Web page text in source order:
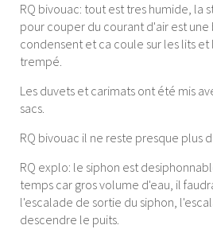
RQ bivouac: tout est tres humide, la
pour couper du courant d'air est
condensent et ca coule sur les lits
trempé.
Les duvets et carimats ont été mis
sacs.
RQ bivouac il ne reste presque plus
RQ explo: le siphon est
temps car gros volume d'eau, il
l'escalade de sortie du siphon,
descendre le puits.